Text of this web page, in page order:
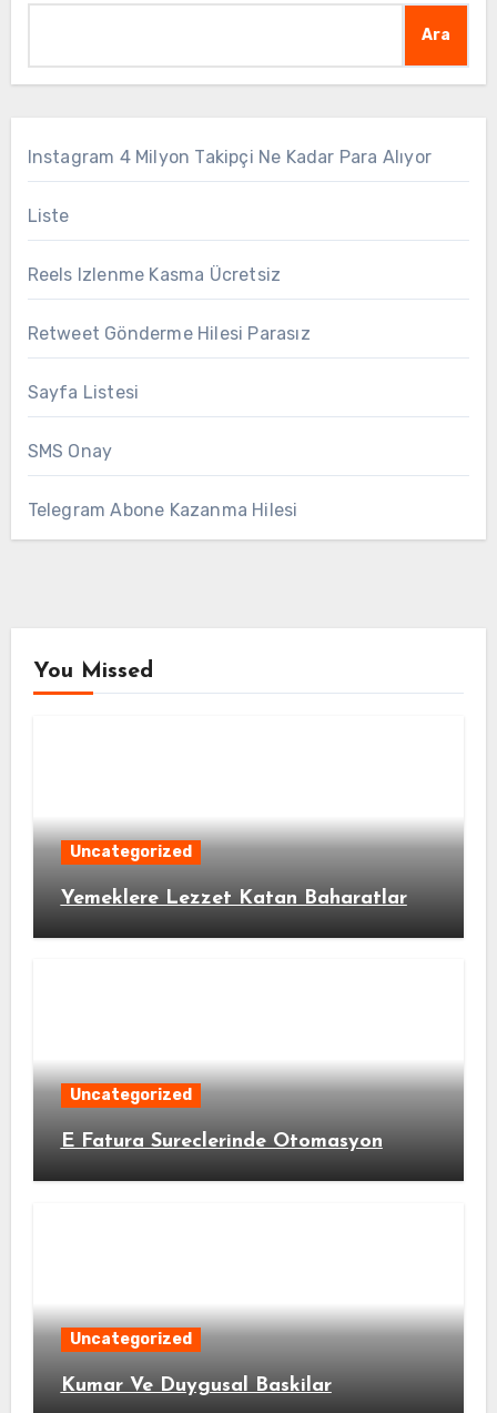
Ara
Instagram 4 Milyon Takipçi Ne Kadar Para Alıyor
Liste
Reels Izlenme Kasma Ücretsiz
Retweet Gönderme Hilesi Parasız
Sayfa Listesi
SMS Onay
Telegram Abone Kazanma Hilesi
You Missed
Uncategorized
Yemeklere Lezzet Katan Baharatlar
Uncategorized
E Fatura Sureclerinde Otomasyon
Uncategorized
Kumar Ve Duygusal Baskilar